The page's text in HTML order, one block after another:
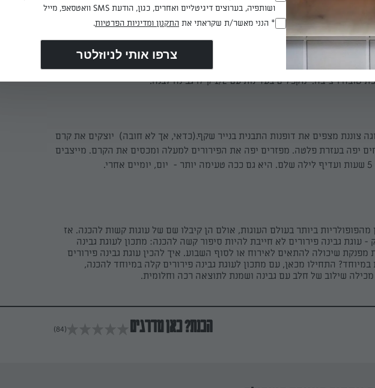
הגבינה. בקערת המיקסר מקציפים היטב את כל המרכיבים. אם רוצים יכולים לוותר
והתמצית ולהוסיף במקומם חצי שקית אינסטנט פודינג בטעם וניל מקציפים היטב עד
ויציבה. מקפלים בעדינות עם 1/2 קילו גבינה לבנה.
צוננת מצפים את דופנות התבנית בנייר שקף.(כדאי, אך לא חובה) יוצקים את קרם
יפה בעזרת פלטה. מפזרים יפה את הפירורים למעלה ומכסים את הקרם. מייצבים
מהפופולריות ביותר בעולם העוגות, אולם הן קיבלו שם של עוגות קשות להכנה. אז
- עוגת גבינה פירורים לא חייבת להיות סיפור קשה להכנה: מתכון לעוגת גבינה
מפנקת שיכולה להתאים לאירוח או לסוף השבוע. איך להכין עוגת גבינה פירורים
התחילו מכאן, עם מתכון לעוגת גבינה פירורים קלה במיוחד להכנה,
שילוב של חלב עם גבינה ושמנת לתוצאה רכה וחלומית.
הכנת? כאן מדרגים (84)
ושותפיה, בערוצים דיגיטליים ואחרים, כגון, הודעת SMS וואטסאפ, מייל
(חובה)
* הנני מאשר/ת שקראתי את התקנון ומדיניות הפרטיות.